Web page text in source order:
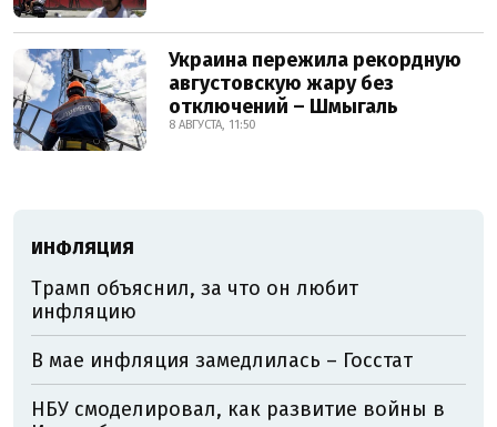
Украина пережила рекордную
августовскую жару без
отключений – Шмыгаль
8 АВГУСТА, 11:50
ИНФЛЯЦИЯ
Трамп объяснил, за что он любит
инфляцию
В мае инфляция замедлилась – Госстат
НБУ смоделировал, как развитие войны в